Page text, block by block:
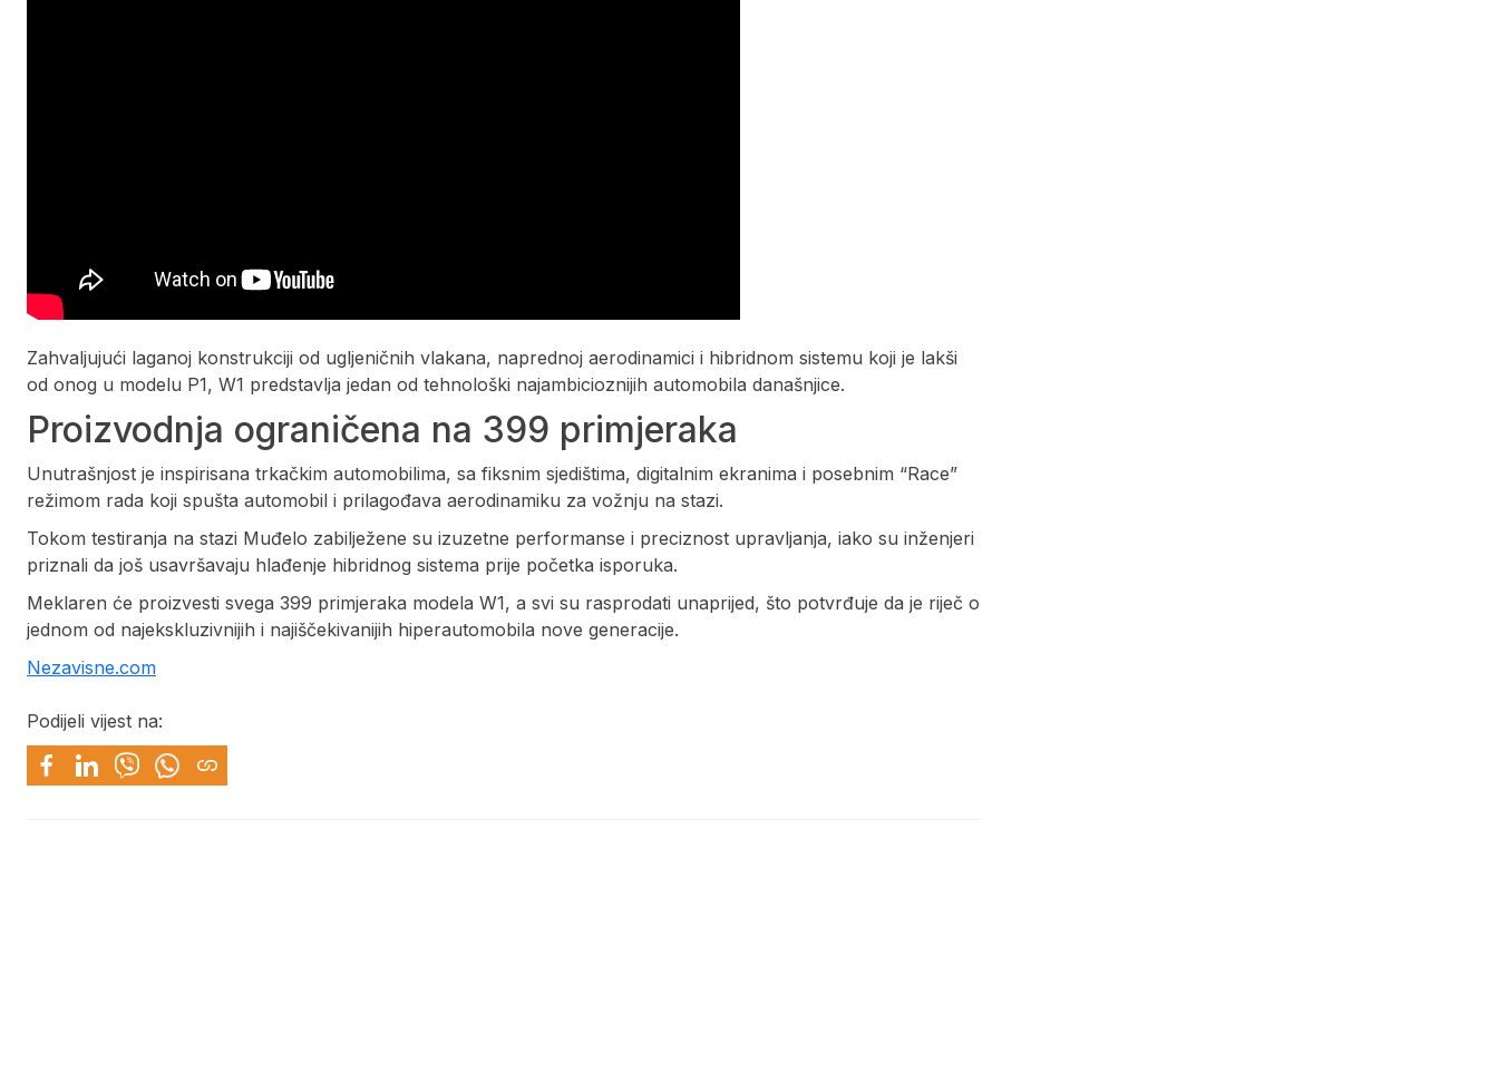
Zahvaljujući laganoj konstrukciji od ugljeničnih vlakana, naprednoj aerodinamici i hibridnom sistemu koji je lakši
od onog u modelu P1, W1 predstavlja jedan od tehnološki najambicioznijih automobila današnjice.
Proizvodnja ograničena na 399 primjeraka
Unutrašnjost je inspirisana trkačkim automobilima, sa fiksnim sjedištima, digitalnim ekranima i posebnim “Race”
režimom rada koji spušta automobil i prilagođava aerodinamiku za vožnju na stazi.
Tokom testiranja na stazi Muđelo zabilježene su izuzetne performanse i preciznost upravljanja, iako su inženjeri
priznali da još usavršavaju hlađenje hibridnog sistema prije početka isporuka.
Meklaren će proizvesti svega 399 primjeraka modela W1, a svi su rasprodati unaprijed, što potvrđuje da je riječ o
jednom od najekskluzivnijih i najiščekivanijih hiperautomobila nove generacije.
Nezavisne.com
Podijeli vijest na: